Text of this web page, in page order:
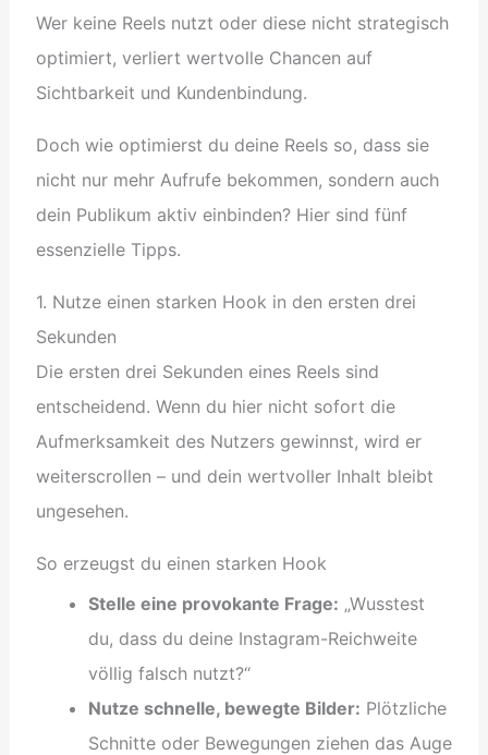
Wer keine Reels nutzt oder diese nicht strategisch
optimiert, verliert wertvolle Chancen auf
Sichtbarkeit und Kundenbindung.
Doch wie optimierst du deine Reels so, dass sie
nicht nur mehr Aufrufe bekommen, sondern auch
dein Publikum aktiv einbinden? Hier sind fünf
essenzielle Tipps.
1. Nutze einen starken Hook in den ersten drei
Sekunden
Die ersten drei Sekunden eines Reels sind
entscheidend. Wenn du hier nicht sofort die
Aufmerksamkeit des Nutzers gewinnst, wird er
weiterscrollen – und dein wertvoller Inhalt bleibt
ungesehen.
So erzeugst du einen starken Hook
Stelle eine provokante Frage: „Wusstest
du, dass du deine Instagram-Reichweite
völlig falsch nutzt?“
Nutze schnelle, bewegte Bilder: Plötzliche
Schnitte oder Bewegungen ziehen das Auge